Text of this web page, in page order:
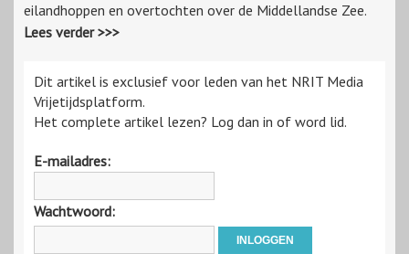
eilandhoppen en overtochten over de Middellandse Zee.
Lees verder >>>
Dit artikel is exclusief voor leden van het NRIT Media
Vrijetijdsplatform.
Het complete artikel lezen? Log dan in of word lid.
E-mailadres:
Wachtwoord: